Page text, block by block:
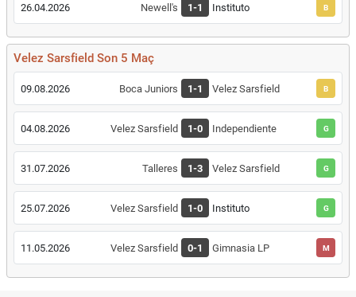
26.04.2026 Newell's 1-1 Instituto B
Velez Sarsfield Son 5 Maç
09.08.2026 Boca Juniors 1-1 Velez Sarsfield B
04.08.2026 Velez Sarsfield 1-0 Independiente G
31.07.2026 Talleres 1-3 Velez Sarsfield G
25.07.2026 Velez Sarsfield 1-0 Instituto G
11.05.2026 Velez Sarsfield 0-1 Gimnasia LP M